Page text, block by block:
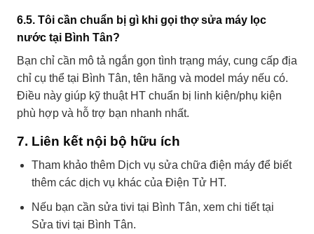
6.5. Tôi cần chuẩn bị gì khi gọi thợ sửa máy lọc
nước tại Bình Tân?
Bạn chỉ cần mô tả ngắn gọn tình trạng máy, cung cấp địa
chỉ cụ thể tại Bình Tân, tên hãng và model máy nếu có.
Điều này giúp kỹ thuật HT chuẩn bị linh kiện/phụ kiện
phù hợp và hỗ trợ bạn nhanh nhất.
7. Liên kết nội bộ hữu ích
Tham khảo thêm Dịch vụ sửa chữa điện máyđể biết
thêm các dịch vụ khác của Điện Tử HT.
Nếu bạn cần sửa tivi tại Bình Tân, xem chi tiết tại
Sửa tivi tại Bình Tân.